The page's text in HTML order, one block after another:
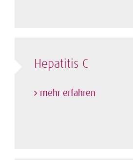
Hepatitis C
mehr erfahren